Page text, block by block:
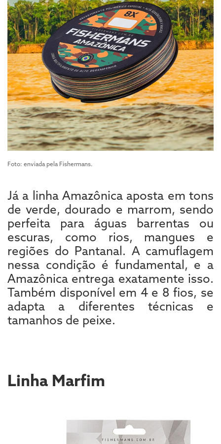
Foto: enviada pela Fishermans.
Já a linha Amazônica aposta em tons
de verde, dourado e marrom, sendo
perfeita para águas barrentas ou
escuras, como rios, mangues e
regiões do Pantanal. A camuflagem
nessa condição é fundamental, e a
Amazônica entrega exatamente isso.
Também disponível em 4 e 8 fios, se
adapta a diferentes técnicas e
tamanhos de peixe.
Linha Marfim